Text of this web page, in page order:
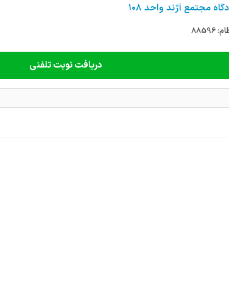
مجتمع آژند واحد ۱۰۸
دریافت نوبت تلفنی